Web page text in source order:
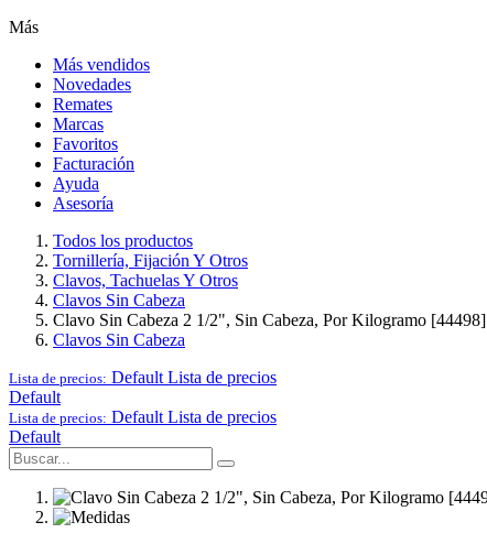
Más
Más vendidos
Novedades
Remates
Marcas
Favoritos
Facturación
Ayuda
Asesoría
Todos los productos
Tornillería, Fijación Y Otros
Clavos, Tachuelas Y Otros
Clavos Sin Cabeza
Clavo Sin Cabeza 2 1/2", Sin Cabeza, Por Kilogramo [44498]
Clavos Sin Cabeza
Lista de precios: Default Lista de precios
Default
Lista de precios: Default Lista de precios
Default